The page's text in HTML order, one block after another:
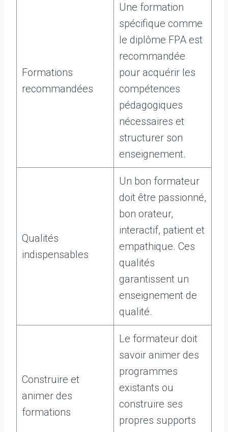
Formations
recommandées
Une formation
spécifique comme
le diplôme FPA est
recommandée
pour acquérir les
compétences
pédagogiques
nécessaires et
structurer son
enseignement.
Qualités
indispensables
Un bon formateur
doit être passionné,
bon orateur,
interactif, patient et
empathique. Ces
qualités
garantissent un
enseignement de
qualité.
Construire et
animer des
formations
Le formateur doit
savoir animer des
programmes
existants ou
construire ses
propres supports